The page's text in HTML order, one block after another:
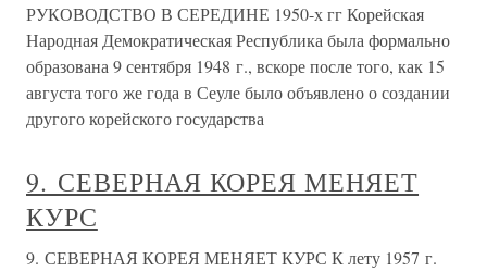
РУКОВОДСТВО В СЕРЕДИНЕ 1950-х гг Корейская
Народная Демократическая Республика была формально
образована 9 сентября 1948 г., вскоре после того, как 15
августа того же года в Сеуле было объявлено о создании
другого корейского государства
9. СЕВЕРНАЯ КОРЕЯ МЕНЯЕТ
КУРС
9. СЕВЕРНАЯ КОРЕЯ МЕНЯЕТ КУРС К лету 1957 г.